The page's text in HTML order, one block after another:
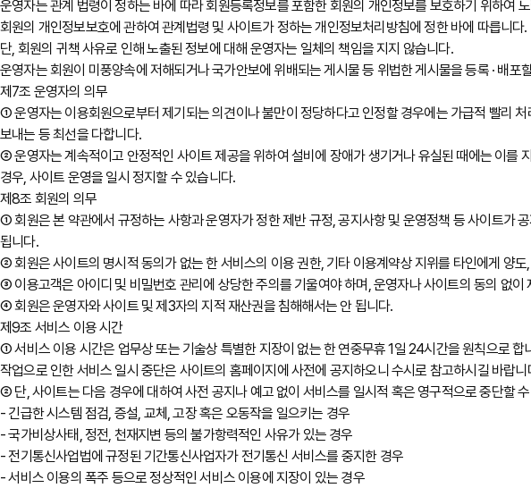
운영자는 관계 법령이 정하는 바에 따라 회원등록정보를 포함한 회원의 개인정보를 보호하기 위하여
회원의 개인정보보호에 관하여 관계법령 및 사이트가 정하는 개인정보처리방침에 정한 바에 따릅니다.
단, 회원의 귀책 사유로 인해 노출된 정보에 대해 운영자는 일체의 책임을 지지 않습니다.
운영자는 회원이 미풍양속에 저해되거나 국가안보에 위배되는 게시물 등 위법한 게시물을 등록 · 배
제7조 운영자의 의무
① 운영자는 이용회원으로부터 제기되는 의견이나 불만이 정당하다고 인정할 경우에는 가급적 빨리
보내는 등 최선을 다합니다.
② 운영자는 계속적이고 안정적인 사이트 제공을 위하여 설비에 장애가 생기거나 유실된 때에는 이를
경우, 사이트 운영을 일시 정지할 수 있습니다.
제8조 회원의 의무
① 회원은 본 약관에서 규정하는 사항과 운영자가 정한 제반 규정, 공지사항 및 운영정책 등 사이트가
됩니다.
② 회원은 사이트의 명시적 동의가 없는 한 서비스의 이용 권한, 기타 이용계약상 지위를 타인에게 양
③ 이용고객은 아이디 및 비밀번호 관리에 상당한 주의를 기울여야 하며, 운영자나 사이트의 동의 없
④ 회원은 운영자와 사이트 및 제3자의 지적 재산권을 침해해서는 안 됩니다.
제9조 서비스 이용 시간
① 서비스 이용 시간은 업무상 또는 기술상 특별한 지장이 없는 한 연중무휴 1일 24시간을 원칙으로
작업으로 인한 서비스 일시 중단은 사이트의 홈페이지에 사전에 공지하오니 수시로 참고하시길 바랍니
② 단, 사이트는 다음 경우에 대하여 사전 공지나 예고 없이 서비스를 일시적 혹은 영구적으로 중단할
- 긴급한 시스템 점검, 증설, 교체, 고장 혹은 오동작을 일으키는 경우
- 국가비상사태, 정전, 천재지변 등의 불가항력적인 사유가 있는 경우
- 전기통신사업법에 규정된 기간통신사업자가 전기통신 서비스를 중지한 경우
- 서비스 이용의 폭주 등으로 정상적인 서비스 이용에 지장이 있는 경우